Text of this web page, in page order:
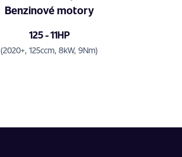
Benzinové motory
125 - 11HP
(2020+, 125ccm, 8kW, 9Nm)